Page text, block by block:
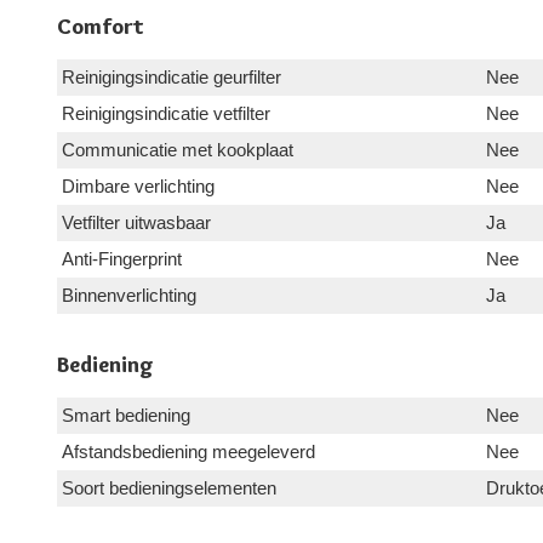
Comfort
Reinigingsindicatie geurfilter
Nee
Reinigingsindicatie vetfilter
Nee
Communicatie met kookplaat
Nee
Dimbare verlichting
Nee
Vetfilter uitwasbaar
Ja
Anti-Fingerprint
Nee
Binnenverlichting
Ja
Bediening
Smart bediening
Nee
Afstandsbediening meegeleverd
Nee
Soort bedieningselementen